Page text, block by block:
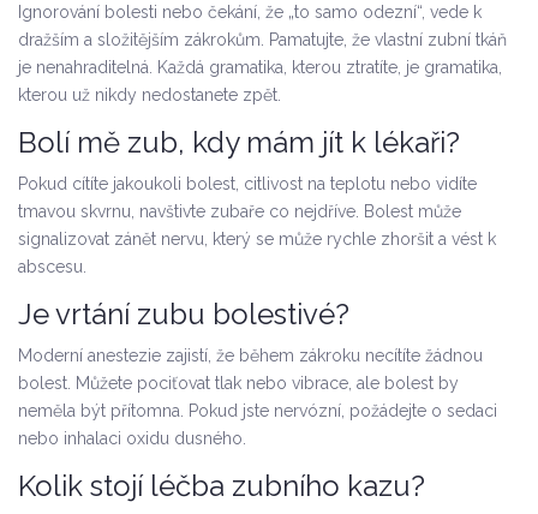
Ignorování bolesti nebo čekání, že „to samo odezní“, vede k
dražším a složitějším zákrokům. Pamatujte, že vlastní zubní tkáň
je nenahraditelná. Každá gramatika, kterou ztratíte, je gramatika,
kterou už nikdy nedostanete zpět.
Bolí mě zub, kdy mám jít k lékaři?
Pokud cítíte jakoukoli bolest, citlivost na teplotu nebo vidíte
tmavou skvrnu, navštivte zubaře co nejdříve. Bolest může
signalizovat zánět nervu, který se může rychle zhoršit a vést k
abscesu.
Je vrtání zubu bolestivé?
Moderní anestezie zajistí, že během zákroku necítíte žádnou
bolest. Můžete pociťovat tlak nebo vibrace, ale bolest by
neměla být přítomna. Pokud jste nervózní, požádejte o sedaci
nebo inhalaci oxidu dusného.
Kolik stojí léčba zubního kazu?